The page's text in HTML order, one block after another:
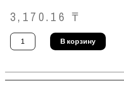
3,170.16 ₸
Количество
товара
Коннектор
В корзину